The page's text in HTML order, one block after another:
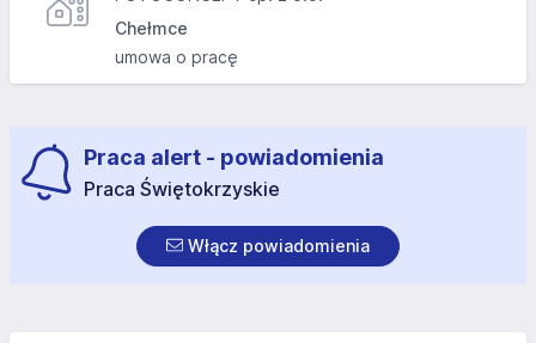
Chełmce
umowa o pracę
Praca alert - powiadomienia
Praca Świętokrzyskie
Włącz powiadomienia